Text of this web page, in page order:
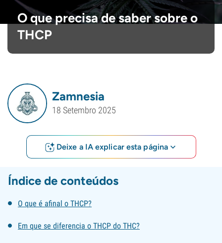
O que precisa de saber sobre o
THCP
Zamnesia
18 Setembro 2025
Deixe a IA explicar esta página
Índice de conteúdos
O que é afinal o THCP?
Em que se diferencia o THCP do THC?